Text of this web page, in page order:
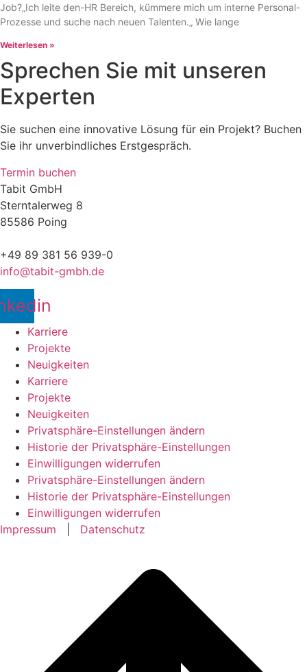
Job?„Ich leite den-HR Bereich, kümmere mich um interne Personal-
Prozesse und suche nach neuen Talenten.„ Wie lange
Weiterlesen »
Sprechen Sie mit unseren
Experten
Sie suchen eine innovative Lösung für ein Projekt? Buchen
Sie ihr unverbindliches Erstgespräch.
Termin buchen
Tabit GmbH
Sterntalerweg 8
85586 Poing
+49 89 381 56 939-0
info@tabit-gmbh.de
Karriere
Projekte
Neuigkeiten
Karriere
Projekte
Neuigkeiten
Privatsphäre-Einstellungen ändern
Historie der Privatsphäre-Einstellungen
Einwilligungen widerrufen
Privatsphäre-Einstellungen ändern
Historie der Privatsphäre-Einstellungen
Einwilligungen widerrufen
Impressum
Datenschutz